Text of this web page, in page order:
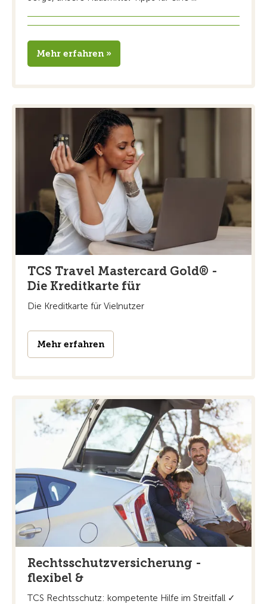
Mehr erfahren »
TCS Travel Mastercard Gold® -
Die Kreditkarte für
Die Kreditkarte für Vielnutzer
Mehr erfahren
Rechtsschutzversicherung -
flexibel &
TCS Rechtsschutz: kompetente Hilfe im Streitfall ✓